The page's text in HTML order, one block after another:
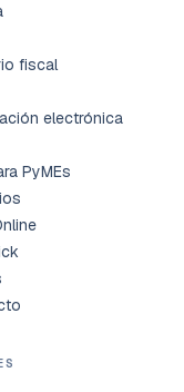
fiscal
electrónica
PyMEs